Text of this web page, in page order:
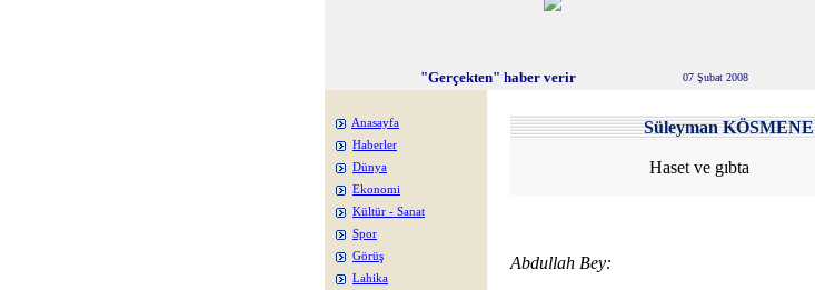
"Gerçekten" haber verir 07 Şubat 2008
Anasayfa
Haberler
Dünya
Ekonomi
Kültür - Sanat
Spor
Görüş
Lahika
Süleyman KÖSMENE
Haset ve gıbta
Abdullah Bey: